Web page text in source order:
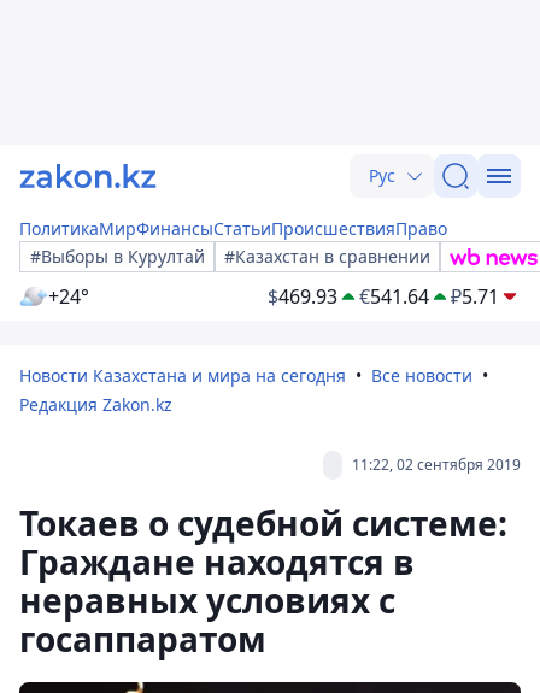
Рус
ПолитикаМирФинансыСтатьиПроисшествияПраво
#Выборы в Курултай
#Казахстан в сравнении
+24° $469.93 €541.64 ₽5.71
Новости Казахстана и мира на сегодня
Все новости
Редакция Zakon.kz
11:22, 02 сентября 2019
Токаев о судебной системе:
Граждане находятся в
неравных условиях с
госаппаратом